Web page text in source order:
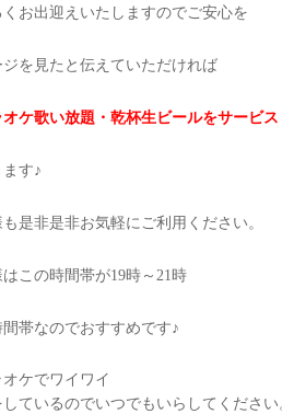
お出迎えいたしますのでご安心を
を見たと伝えていただければ
オケ歌い放題・乾杯生ビールをサービス
す♪
是非是非お気軽にご利用ください。
この時間帯が19時～21時
帯なのでおすすめです♪
ケでワイワイ
ているのでいつでもいらしてください